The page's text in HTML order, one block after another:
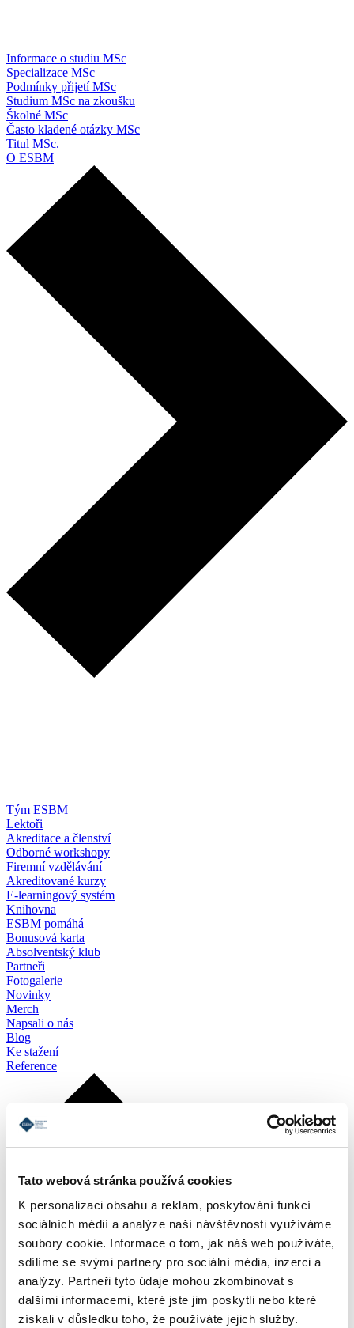
Tato webová stránka používá cookies
K personalizaci obsahu a reklam, poskytování funkcí
sociálních médií a analýze naší návštěvnosti využíváme
soubory cookie. Informace o tom, jak náš web používáte,
sdílíme se svými partnery pro sociální média, inzerci a
analýzy. Partneři tyto údaje mohou zkombinovat s
dalšími informacemi, které jste jim poskytli nebo které
získali v důsledku toho, že používáte jejich služby.
Informace o studiu MSc
Specializace MSc
Podmínky přijetí MSc
Studium MSc na zkoušku
Školné MSc
Často kladené otázky MSc
Titul MSc.
O ESBM
Tým ESBM
Lektoři
Akreditace a členství
Odborné workshopy
Firemní vzdělávání
Akreditované kurzy
E-learningový systém
Knihovna
ESBM pomáhá
Bonusová karta
Absolventský klub
Partneři
Fotogalerie
Novinky
Merch
Napsali o nás
Blog
Ke stažení
Reference